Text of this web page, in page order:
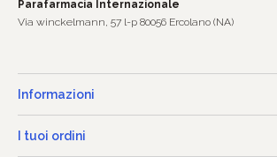
Parafarmacia Internazionale
Via winckelmann, 57 l-p 80056 Ercolano (NA)
Informazioni
I tuoi ordini